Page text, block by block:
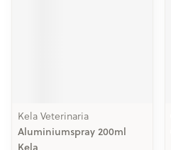
Kela Veterinaria
Aluminiumspray 200ml
Kela